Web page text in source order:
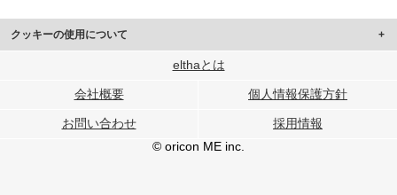
クッキーの使用について
このサイトでは Cookie を使用して、ユーザーに合わせたコンテンツや広告の
行っています。
メディアや広告配信、データ解析の各パートナーに提供しています。
各パートナーは、この情報とユーザーが各パートナーに提供した他の情報や、
ユーザーが各パートナーのサービスを使用したときに収集した他の情報を組み
elthaとは
会社概要 個人情報保護方針
お問い合わせ
採用情報
© oricon ME inc.